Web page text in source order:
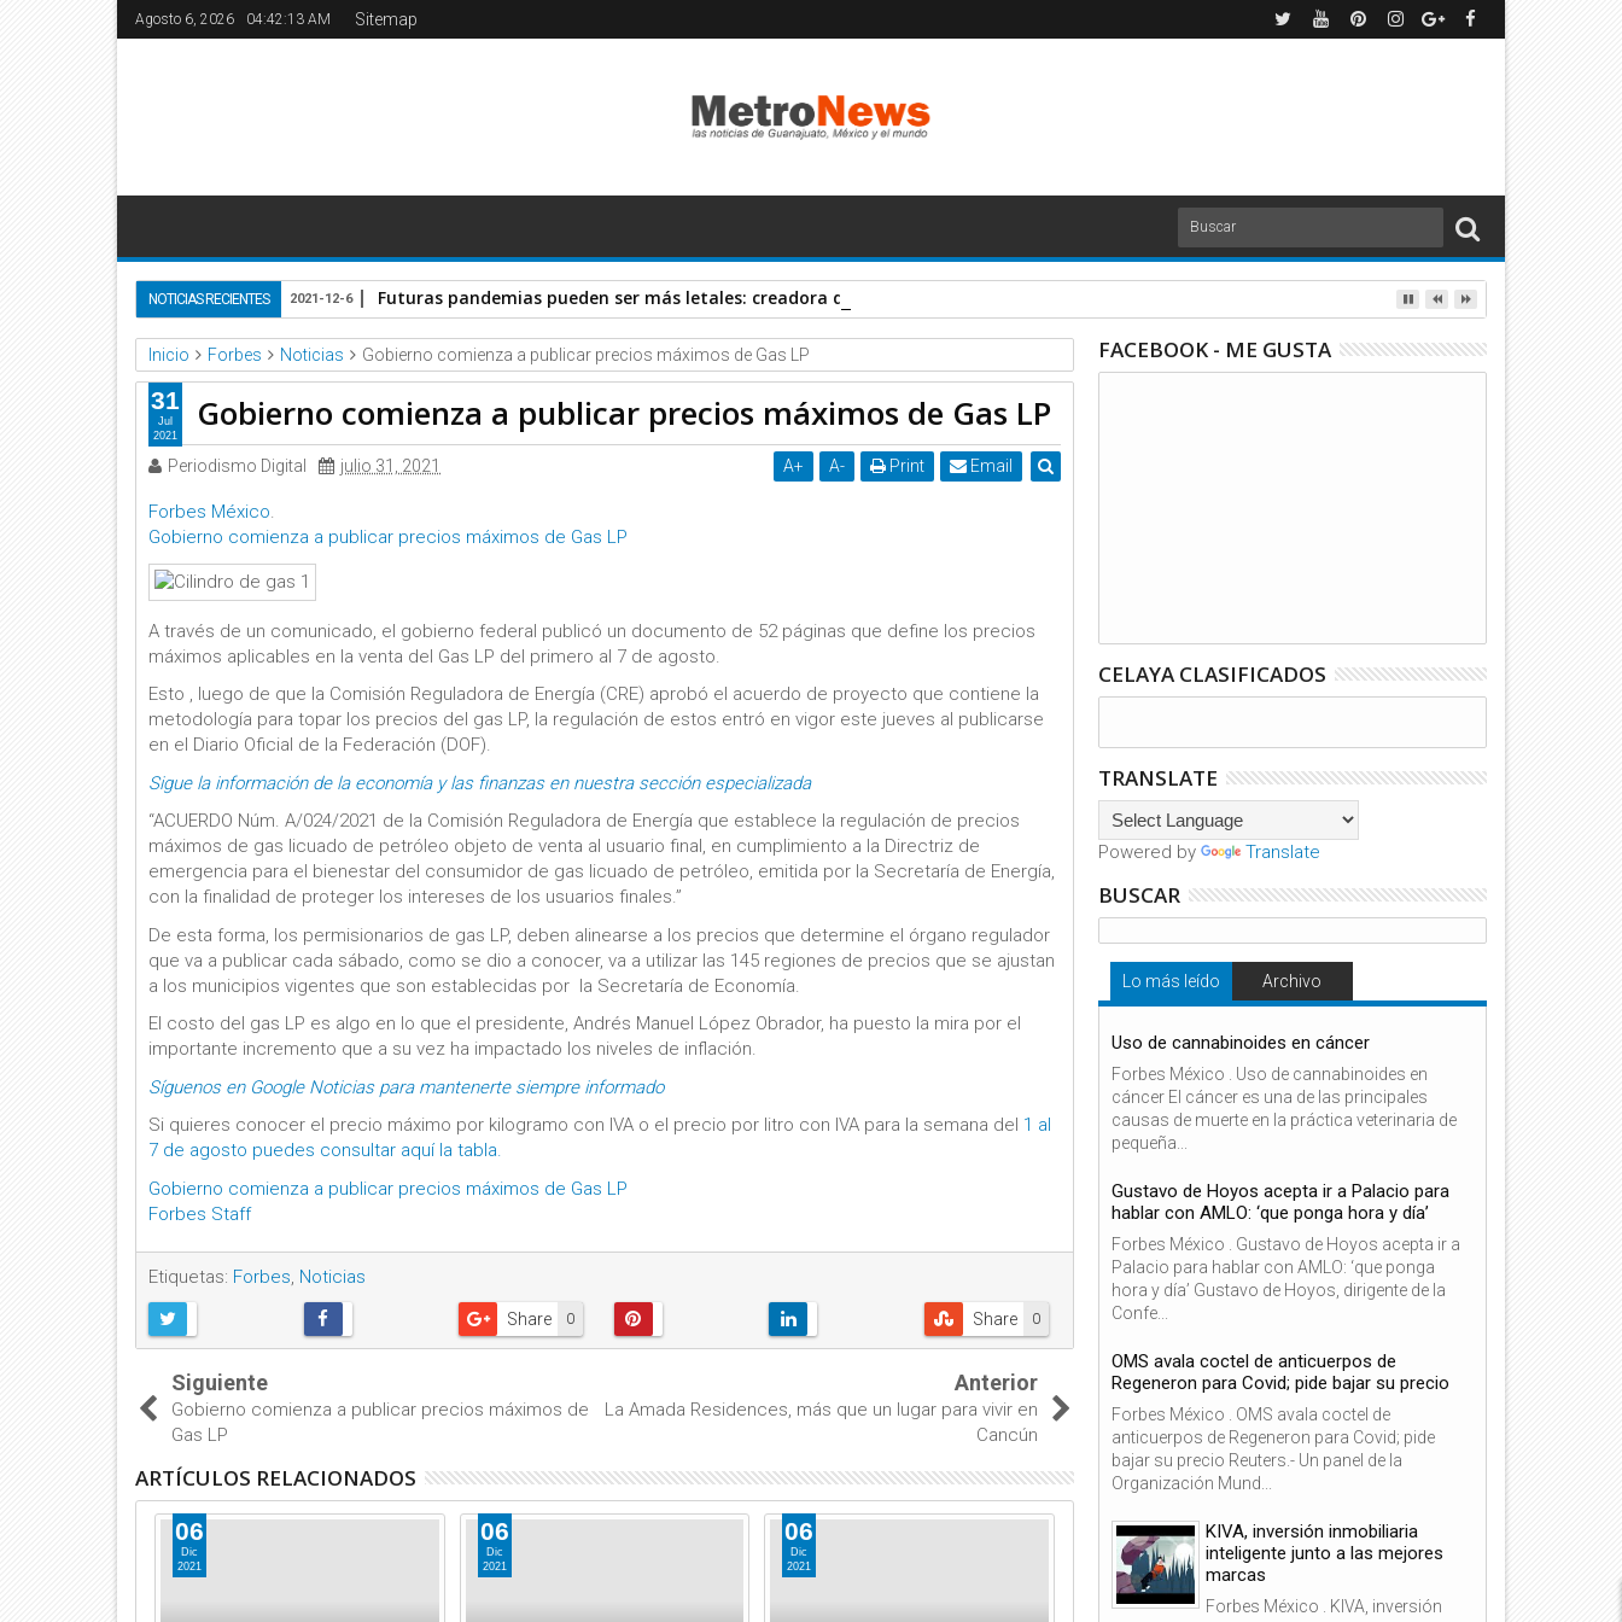
Agosto 6, 2026 04:42:14 AM Sitemap
NOTICIAS RECIENTES Futuras pandemias pueden ser más letales: creadora de vacuna AstraZeneca
2021-12-6
Inicio Forbes Noticias Gobierno comienza a publicar precios máximos de Gas LP
Gobierno comienza a publicar precios máximos de Gas LP
Periodismo Digital julio 31, 2021 A+ A- Print Email
Forbes México.
Gobierno comienza a publicar precios máximos de Gas LP
A través de un comunicado, el gobierno federal publicó un documento de 52 páginas que define los precios
máximos aplicables en la venta del Gas LP del primero al 7 de agosto.
Esto , luego de que la Comisión Reguladora de Energía (CRE) aprobó el acuerdo de proyecto que contiene la
metodología para topar los precios del gas LP, la regulación de estos entró en vigor este jueves al publicarse
en el Diario Oficial de la Federación (DOF).
Sigue la información de la economía y las finanzas en nuestra sección especializada
“ACUERDO Núm. A/024/2021 de la Comisión Reguladora de Energía que establece la regulación de precios
máximos de gas licuado de petróleo objeto de venta al usuario final, en cumplimiento a la Directriz de
emergencia para el bienestar del consumidor de gas licuado de petróleo, emitida por la Secretaría de Energía,
con la finalidad de proteger los intereses de los usuarios finales.”
De esta forma, los permisionarios de gas LP, deben alinearse a los precios que determine el órgano regulador
que va a publicar cada sábado, como se dio a conocer, va a utilizar las 145 regiones de precios que se ajustan
a los municipios vigentes que son establecidas por la Secretaría de Economía.
El costo del gas LP es algo en lo que el presidente, Andrés Manuel López Obrador, ha puesto la mira por el
importante incremento que a su vez ha impactado los niveles de inflación.
Síguenos en Google Noticias para mantenerte siempre informado
Si quieres conocer el precio máximo por kilogramo con IVA o el precio por litro con IVA para la semana del 1 al
7 de agosto puedes consultar aquí la tabla.
Gobierno comienza a publicar precios máximos de Gas LP
Forbes Staff
Etiquetas: Forbes, Noticias
0
Share 0
Share
31
Jul
2021
Siguiente
Gobierno comienza a publicar precios máximos de
Gas LP
Anterior
La Amada Residences, más que un lugar para vivir en
Cancún
ARTÍCULOS RELACIONADOS
06
Dic
2021
06
Dic
2021
06
Dic
2021
06 06
Dic
2021
FACEBOOK - ME GUSTA
CELAYA CLASIFICADOS
TRANSLATE
Powered by Translate
BUSCAR
Lo más leído Archivo
Uso de cannabinoides en cáncer
Forbes México . Uso de cannabinoides en
cáncer El cáncer es una de las principales
causas de muerte en la práctica veterinaria de
pequeña...
Gustavo de Hoyos acepta ir a Palacio para
hablar con AMLO: ‘que ponga hora y día’
Forbes México . Gustavo de Hoyos acepta ir a
Palacio para hablar con AMLO: ‘que ponga
hora y día’ Gustavo de Hoyos, dirigente de la
Confe...
OMS avala coctel de anticuerpos de
Regeneron para Covid; pide bajar su precio
Forbes México . OMS avala coctel de
anticuerpos de Regeneron para Covid; pide
bajar su precio Reuters.- Un panel de la
Organización Mund...
KIVA, inversión inmobiliaria
inteligente junto a las mejores
marcas
Forbes México . KIVA, inversión